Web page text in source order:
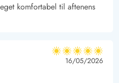
komfortabel til aftenens
5 ud af 5
5 ud af 5
5 out of 5
16/05/2026